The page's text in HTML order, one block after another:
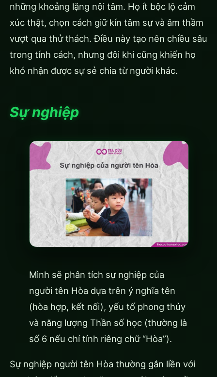
những khoảng lặng nội tâm. Họ ít bộc lộ cảm
xúc thật, chọn cách giữ kín tâm sự và âm thầm
vượt qua thử thách. Điều này tạo nên chiều sâu
trong tính cách, nhưng đôi khi cũng khiến họ
khó nhận được sự sẻ chia từ người khác.
Sự nghiệp
Mình sẽ phân tích sự nghiệp của
người tên Hòa dựa trên ý nghĩa tên
(hòa hợp, kết nối), yếu tố phong thủy
và năng lượng Thần số học (thường là
số 6 nếu chỉ tính riêng chữ “Hòa”).
Sự nghiệp người tên Hòa thường gắn liền với